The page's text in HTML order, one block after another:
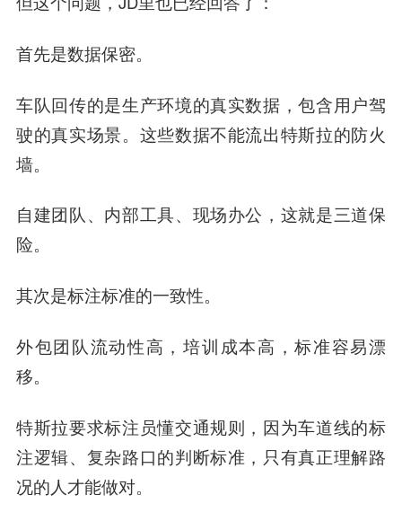
首先是数据保密。
车队回传的是生产环境的真实数据，包含用户驾
驶的真实场景。这些数据不能流出特斯拉的防火
墙。
自建团队、内部工具、现场办公，这就是三道保
险。
其次是标注标准的一致性。
外包团队流动性高，培训成本高，标准容易漂
移。
特斯拉要求标注员懂交通规则，因为车道线的标
注逻辑、复杂路口的判断标准，只有真正理解路
况的人才能做对。